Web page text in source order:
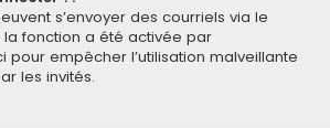
s’envoyer des courriels via le
fonction a été activée par
pour empêcher l’utilisation malveillante
les invités.